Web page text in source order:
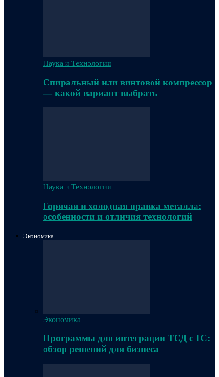
Наука и Технологии
Спиральный или винтовой компрессор
— какой вариант выбрать
Наука и Технологии
Горячая и холодная правка металла:
особенности и отличия технологий
Экономика
Экономика
Программы для интеграции ТСД с 1С:
обзор решений для бизнеса